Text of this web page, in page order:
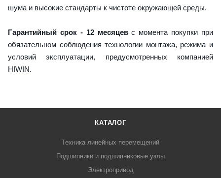
шума и высокие стандарты к чистоте окружающей среды.
Гарантийный срок - 12 месяцевс момента покупки при
обязательном соблюдения технологии монтажа, режима и
условий эксплуатации, предусмотренных компанией
HIWIN.
КАТАЛОГ
Техника линейных перемещений
Подшипники и подшипниковые узлы
Электропривод